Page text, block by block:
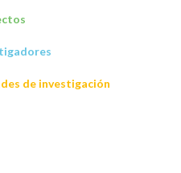
de investigación